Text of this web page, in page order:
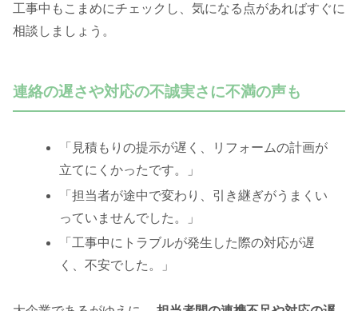
工事中もこまめにチェックし、気になる点があればすぐに
相談しましょう。
連絡の遅さや対応の不誠実さに不満の声も
「見積もりの提示が遅く、リフォームの計画が
立てにくかったです。」
「担当者が途中で変わり、引き継ぎがうまくい
っていませんでした。」
「工事中にトラブルが発生した際の対応が遅
く、不安でした。」